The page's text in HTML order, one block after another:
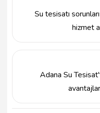
sunabilmektedir.
Su tesisatı
hizmet
bu süre değişiklik
Adana Su
Adana Su Tesisat,